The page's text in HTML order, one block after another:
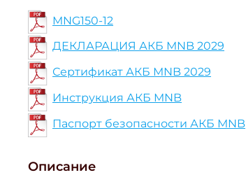
MNG150-12
ДЕКЛАРАЦИЯ АКБ MNB 2029
Сертификат АКБ MNB 2029
Инструкция АКБ MNB
Паспорт безопасности АКБ MNB
Описание